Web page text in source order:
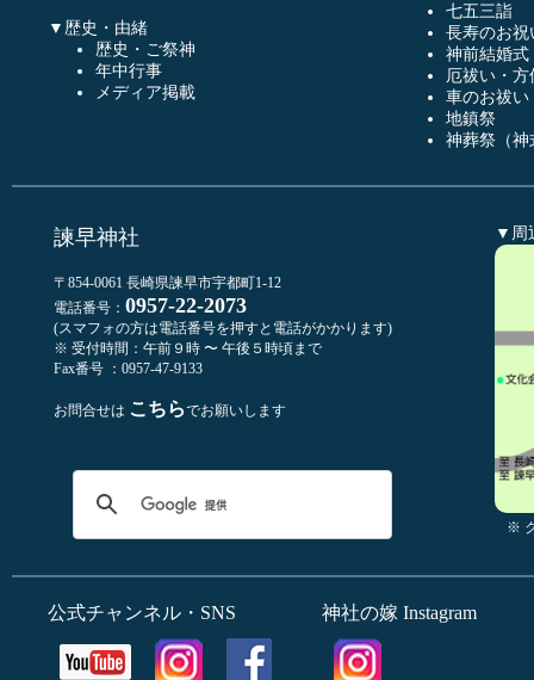
▼歴史・由緒
歴史・ご祭神
年中行事
メディア掲載
七五三詣
長寿のお祝
神前結婚式
厄祓い・方
車のお祓い
地鎮祭
神葬祭（神
諫早神社
〒854-0061 長崎県諫早市宇都町1-12
電話番号： 0957-22-2073
(スマフォの方は電話番号を押すと電話がかかります)
※ 受付時間：午前９時 〜 午後５時頃まで
Fax番号 ：0957-47-9133
お問合せは こちらでお願いします
▼周
※
公式チャンネル・SNS 神社の嫁 Instagram